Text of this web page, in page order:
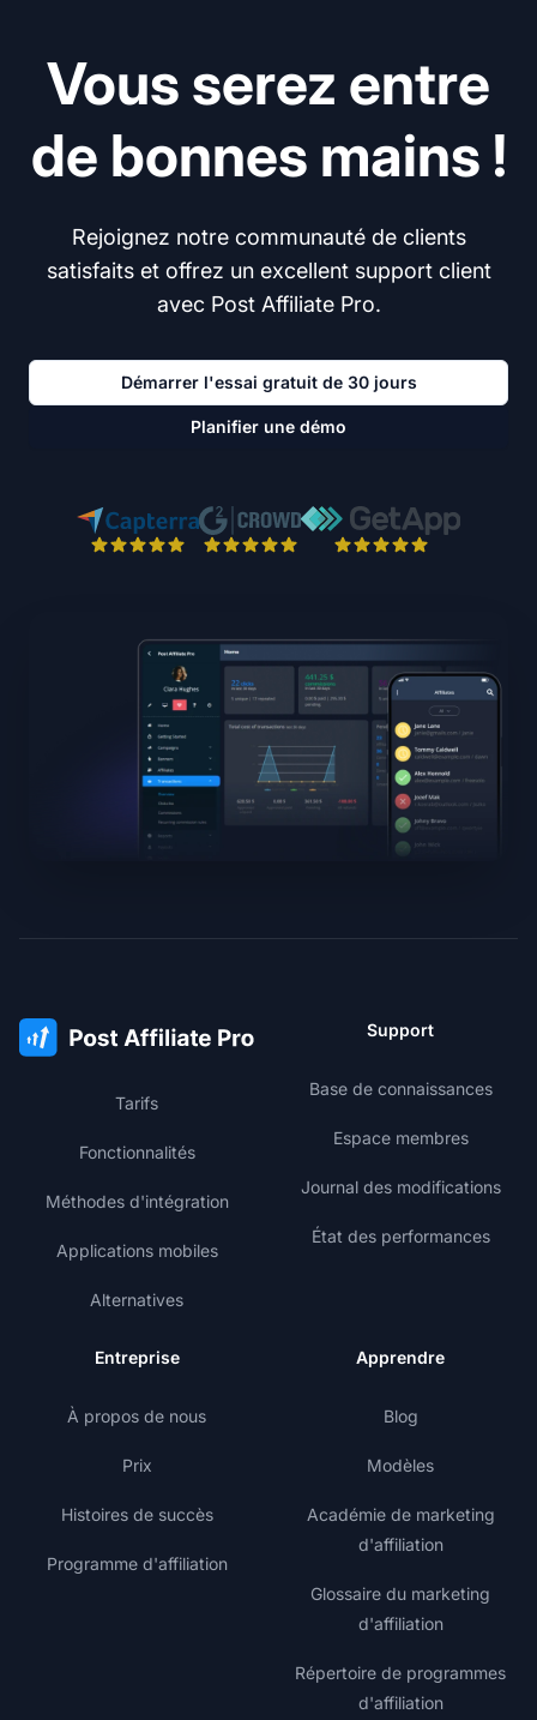
Vous serez entre
de bonnes mains !
Rejoignez notre communauté de clients
satisfaits et offrez un excellent support client
avec Post Affiliate Pro.
Démarrer l'essai gratuit de 30 jours
Planifier une démo
Tarifs
Fonctionnalités
Méthodes d'intégration
Applications mobiles
Alternatives
Support
Base de connaissances
Espace membres
Journal des modifications
État des performances
Entreprise
À propos de nous
Prix
Histoires de succès
Programme d'affiliation
Apprendre
Blog
Modèles
Académie de marketing
d'affiliation
Glossaire du marketing
d'affiliation
Répertoire de programmes
d'affiliation